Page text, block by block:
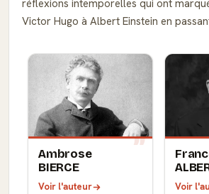
réflexions intemporelles qui ont
Victor Hugo à Albert Einstein en
Ambrose
BIERCE
Voir l'auteur Voir